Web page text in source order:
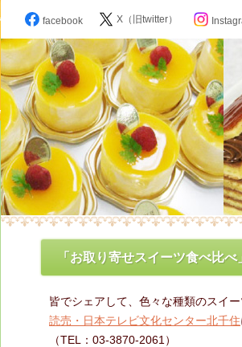
スイーツニュース
メディア登場のお知らせ
開催講座
イベント参加募集
取材・レポート
パティスリーオープン記念日カレンダー
主宰・平岩理緒プロフィール
facebook X（旧twitter）
「お取り寄せスイーツ食べ比
皆でシェアして、色々な種類のスイ
読売・日本テレビ文化センター北千住
（TEL：03-3870-2061）